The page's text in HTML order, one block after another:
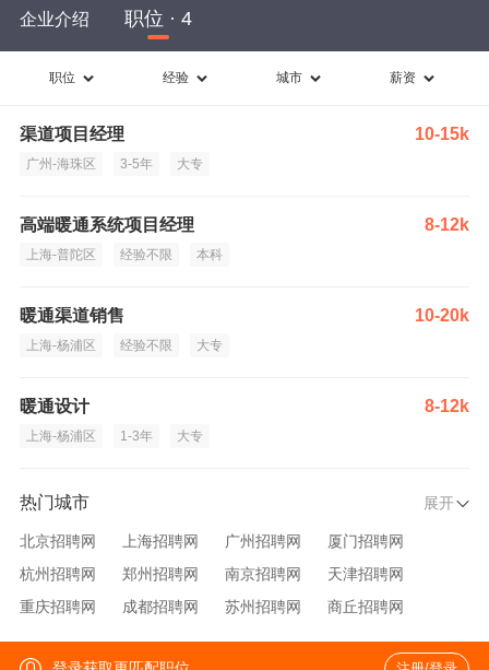
企业介绍 职位 · 4
职位 经验 城市 薪资
渠道项目经理 10-15k
广州-海珠区 3-5年 大专
高端暖通系统项目经理 8-12k
上海-普陀区 经验不限 本科
暖通渠道销售 10-20k
上海-杨浦区 经验不限 大专
暖通设计 8-12k
上海-杨浦区 1-3年 大专
热门城市 展开
北京招聘网 上海招聘网 广州招聘网
厦门招聘网
杭州招聘网
郑州招聘网 南京招聘网
天津招聘网
重庆招聘网
成都招聘网 苏州招聘网
商丘招聘网
大连招聘网
济南招聘网 宁波招聘网
无锡招聘网